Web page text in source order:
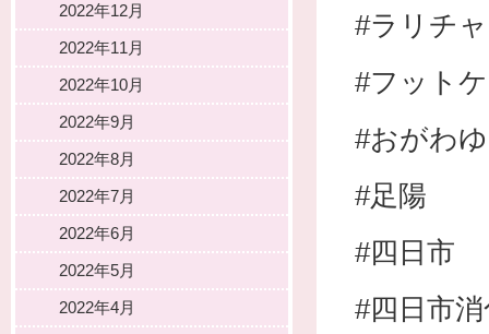
#ラリチ
#フット
#おがわ
#足陽
#四日市
#四日市
2022年12月
2022年11月
2022年10月
2022年9月
2022年8月
2022年7月
2022年6月
2022年5月
2022年4月